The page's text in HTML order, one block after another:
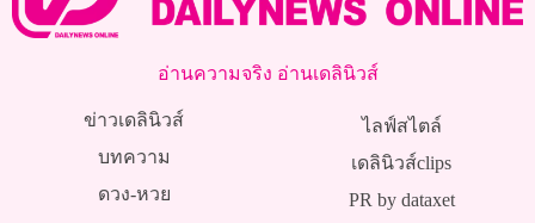
อ่านความจริง อ่านเดลินิวส์
ข่าวเดลินิวส์
บทความ
ดวง-หวย
ไลฟ์สไตล์
เดลินิวส์clips
PR by dataxet